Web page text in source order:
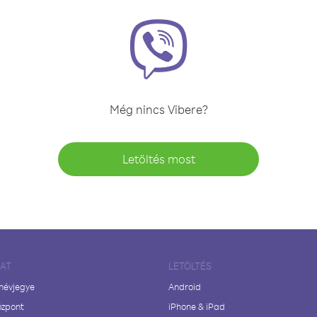
Még nincs Vibere?
Letöltés most
LETÖLTÉS
Android
iPhone & iPad